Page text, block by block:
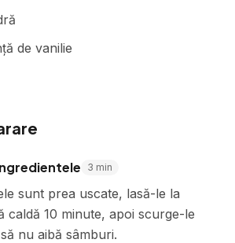
de vanilie
3 min
sunt prea uscate, lasă-le la
caldă 10 minute, apoi scurge-le
nu aibă sâmburi.